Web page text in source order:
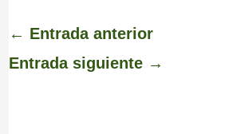
← Entrada anterior
Entrada siguiente →